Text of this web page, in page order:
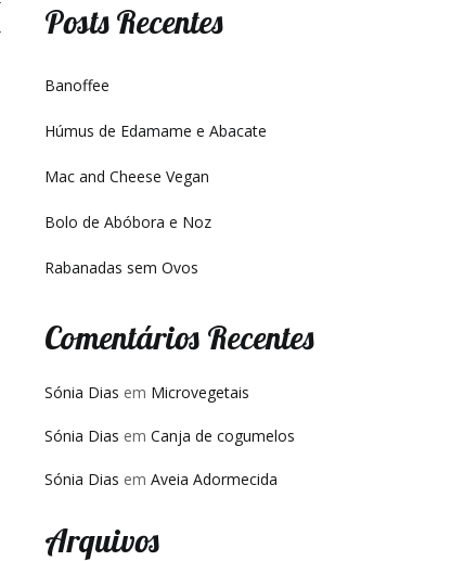
Posts Recentes
Banoffee
Húmus de Edamame e Abacate
Mac and Cheese Vegan
Bolo de Abóbora e Noz
Rabanadas sem Ovos
Comentários Recentes
Sónia Dias em Microvegetais
Sónia Dias em Canja de cogumelos
Sónia Dias em Aveia Adormecida
Arquivos